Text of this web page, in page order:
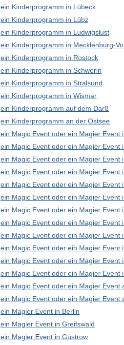
ein Kinderprogramm in Lübeck
ein Kinderprogramm in Lübz
ein Kinderprogramm in Ludwigslust
ein Kinderprogramm in Mecklenburg-
ein Kinderprogramm in Rostock
ein Kinderprogramm in Schwerin
ein Kinderprogramm in Stralsund
ein Kinderprogramm in Wismar
ein Kinderprogramm auf dem Darß
ein Kinderprogramm an der Ostsee
ein Magic Event oder ein Magier Event
ein Magic Event oder ein Magier Event
ein Magic Event oder ein Magier Event
ein Magic Event oder ein Magier Event
ein Magic Event oder ein Magier Event
ein Magic Event oder ein Magier Event
ein Magic Event oder ein Magier Event
ein Magic Event oder ein Magier Event
ein Magic Event oder ein Magier Event
ein Magic Event oder ein Magier Event
ein Magic Event oder ein Magier Event
ein Magic Event oder ein Magier Event
ein Magic Event oder ein Magier Event
ein Magic Event oder ein Magier Event
ein Magier Event in Berlin
ein Magier Event in Greifswald
ein Magier Event in Güstrow